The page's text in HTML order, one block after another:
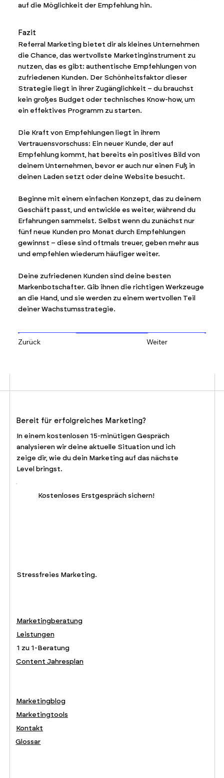
auf die Möglichkeit der Empfehlung hin.
Fazit
Referral Marketing bietet dir als kleines Unternehmen
die Chance, das wertvollste Marketinginstrument zu
nutzen, das es gibt: authentische Empfehlungen von
zufriedenen Kunden. Der Schönheitsfaktor dieser
Strategie liegt in ihrer Zugänglichkeit – du brauchst
kein großes Budget oder technisches Know-how, um
ein effektives Programm zu starten.
Die Kraft von Empfehlungen liegt in ihrem
Vertrauensvorschuss: Ein neuer Kunde, der auf
Empfehlung kommt, hat bereits ein positives Bild von
deinem Unternehmen, bevor er auch nur einen Fuß in
deinen Laden setzt oder deine Website besucht.
Beginne mit einem einfachen Konzept, das zu deinem
Geschäft passt, und entwickle es weiter, während du
Erfahrungen sammelst. Selbst wenn du zunächst nur
fünf neue Kunden pro Monat durch Empfehlungen
gewinnst – diese sind oftmals treuer, geben mehr aus
und empfehlen wiederum häufiger weiter.
Deine zufriedenen Kunden sind deine besten
Markenbotschafter. Gib ihnen die richtigen Werkzeuge
an die Hand, und sie werden zu einem wertvollen Teil
deiner Wachstumsstrategie.
Zurück Weiter
Bereit für erfolgreiches Marketing?
In einem kostenlosen 15-minütigen Gespräch
analysieren wir deine aktuelle Situation und ich
zeige dir, wie du dein Marketing auf das nächste
Level bringst.
Kostenloses Erstgespräch sichern!
Stressfreies Marketing.
Marketingberatung
Leistungen
1 zu 1-Beratung
Content Jahresplan
Marketingblog
Marketingtools
Kontakt
Glossar